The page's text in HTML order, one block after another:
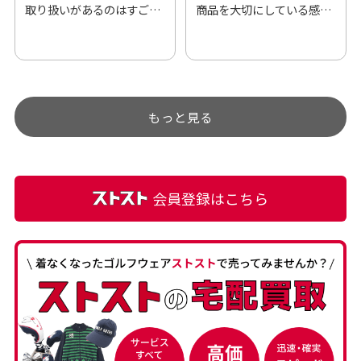
取り扱いがあるのはすご
す。
商品を大切にしている感が
うぐらい目立つことなく綺
麗な商品でお安く購入でき
もっと見る
会員登録はこちら